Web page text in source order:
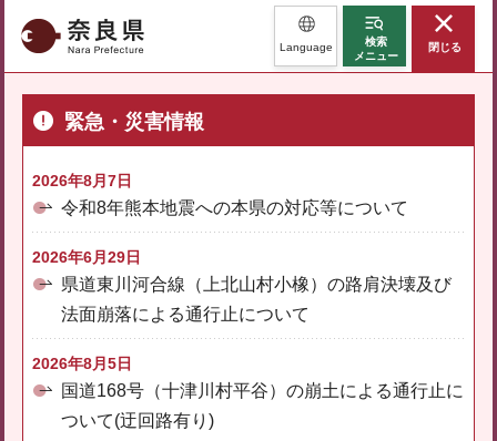
奈良県 Language
検索
メニュー
閉じる
緊急・災害情報
2026年8月7日
令和8年熊本地震への本県の対応等について
2026年6月29日
県道東川河合線（上北山村小橡）の路肩決壊及び
法面崩落による通行止について
2026年8月5日
国道168号（十津川村平谷）の崩土による通行止に
ついて(迂回路有り)